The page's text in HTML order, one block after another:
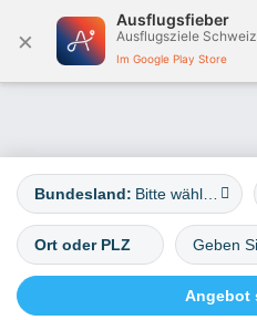
×
Ausflugsfieber
Ausflugsziele Schweiz
Im Google Play Store
Bundesland: